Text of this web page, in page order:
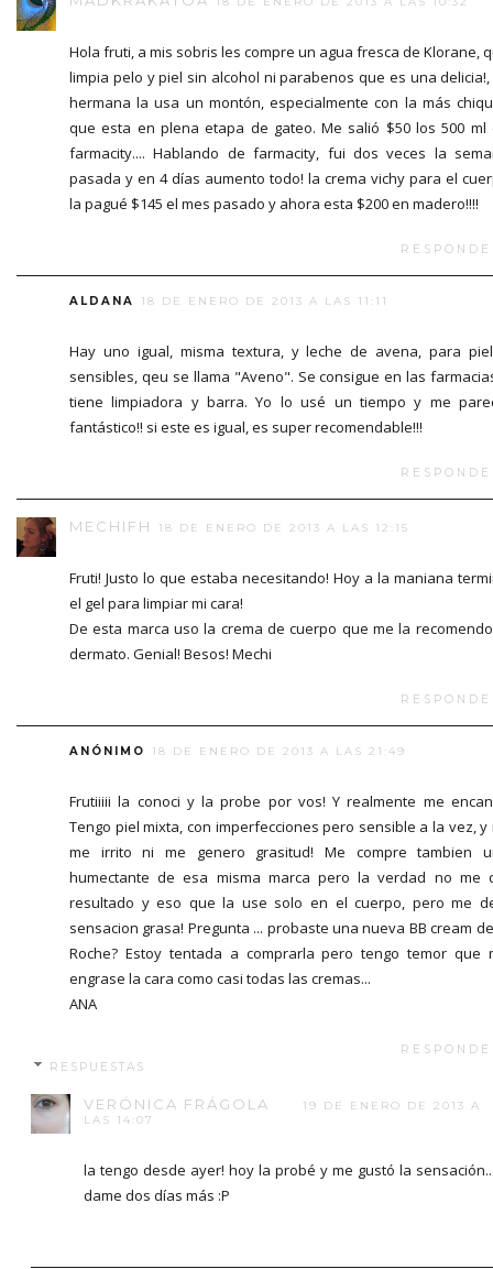
Hola fruti, a mis sobris les compre un agua fresca de Klorane,
limpia pelo y piel sin alcohol ni parabenos que es una delicia!,
hermana la usa un montón, especialmente con la más
que esta en plena etapa de gateo. Me salió $50 los 500 ml
farmacity.... Hablando de farmacity, fui dos veces la
pasada y en 4 días aumento todo! la crema vichy para el
la pagué $145 el mes pasado y ahora esta $200 en madero!!!!
ALDANA 18 DE ENERO DE 2013 A LAS 11:11
Hay uno igual, misma textura, y leche de avena, para
sensibles, qeu se llama "Aveno". Se consigue en las
tiene limpiadora y barra. Yo lo usé un tiempo y me
fantástico!! si este es igual, es super recomendable!!!
MECHIFH 18 DE ENERO DE 2013 A LAS 12:15
Fruti! Justo lo que estaba necesitando! Hoy a la maniana
el gel para limpiar mi cara!
De esta marca uso la crema de cuerpo que me la
dermato. Genial! Besos! Mechi
ANÓNIMO 18 DE ENERO DE 2013 A LAS 21:49
Frutiiiii la conoci y la probe por vos! Y realmente me
Tengo piel mixta, con imperfecciones pero sensible a la vez, y
me irrito ni me genero grasitud! Me compre tambien
humectante de esa misma marca pero la verdad no me
resultado y eso que la use solo en el cuerpo, pero me
sensacion grasa! Pregunta ... probaste una nueva BB cream
Roche? Estoy tentada a comprarla pero tengo temor que
engrase la cara como casi todas las cremas...
ANA
RESPUESTAS
VERÓNICA FRÁGOLA
19 DE ENERO DE 2013 A
LAS 14:07
la tengo desde ayer! hoy la probé y me gustó la
dame dos días más :P